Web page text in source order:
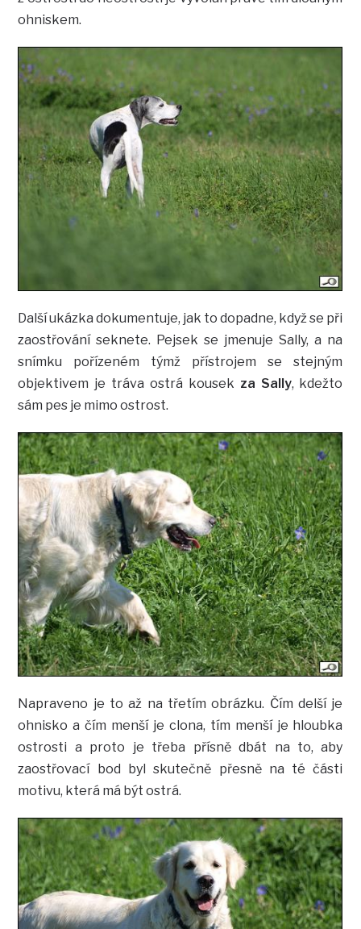
ohniskem.
Další ukázka dokumentuje, jak to dopadne, když se při
zaostřování seknete. Pejsek se jmenuje Sally, a na
snímku pořízeném týmž přístrojem se stejným
objektivem je tráva ostrá kousek za Sally, kdežto
sám pes je mimo ostrost.
Napraveno je to až na třetím obrázku. Čím delší je
ohnisko a čím menší je clona, tím menší je hloubka
ostrosti a proto je třeba přísně dbát na to, aby
zaostřovací bod byl skutečně přesně na té části
motivu, která má být ostrá.